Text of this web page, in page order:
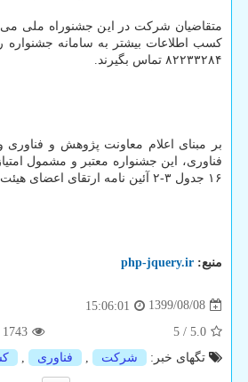
متقاضیان شرکت در این جشنوراه ملی می
کسب اطلاعات بیشتر به سامانه جشنواره
۸۲۲۳۳۲۸۴ تماس بگیرند.
بر مبنای اعلام معاونت پژوهش و فناوری
۱۶ جدول ۳-۲ آئین نامه ارتقای اعضای هیئت علمی است.
منبع: php-jquery.ir
1399/08/08
15:06:01
5.0
/
5
1743
تگهای خبر:
شركت فناوری